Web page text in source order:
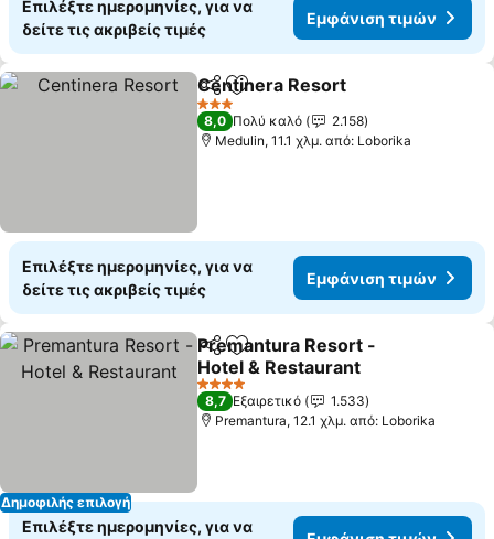
Επιλέξτε ημερομηνίες, για να
δείτε τις ακριβείς τιμές
Εμφάνιση τιμών
Κοινοποίηση
Προσθήκη στα αγαπημένα
Centinera Resort
3 Αστέρια
8,0 Πολύ καλό
2.158
Medulin, 11.1 χλμ. από: Loborika
Επιλέξτε ημερομηνίες, για να
δείτε τις ακριβείς τιμές
Εμφάνιση τιμών
Δημοφιλής επιλογή
Κοινοποίηση
Προσθήκη στα αγαπημένα
Premantura Resort -
Hotel & Restaurant
4 Αστέρια
8,7 Εξαιρετικό
1.533
Premantura, 12.1 χλμ. από: Loborika
Επιλέξτε ημερομηνίες, για να